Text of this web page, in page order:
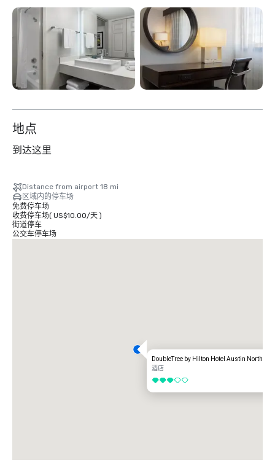
地点
到达这里
Distance from airport 18 mi
区域内的停车场
免费停车场
收费停车场( US$10.00/天)
街道停车
公交车停车场
DoubleTree by Hilton Hotel Austin
酒店
3/5